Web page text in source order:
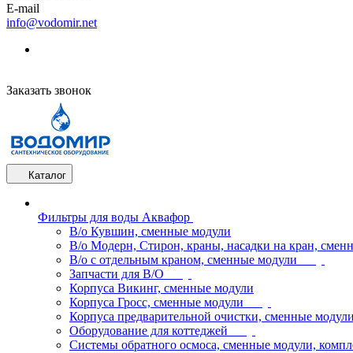
E-mail
info@vodomir.net
Заказать звонок
Каталог
Фильтры для воды Аквафор
В/о Кувшин, сменные модули
В/о Модерн, Стирон, краны, насадки на кран,
В/о с отдельным краном, сменные модули
Запчасти для В/О
Корпуса Викинг, сменные модули
Корпуса Гросс, сменные модули
Корпуса предварительной очистки, сменные модули
Оборудование для коттеджей
Системы обратного осмоса, сменные модули,